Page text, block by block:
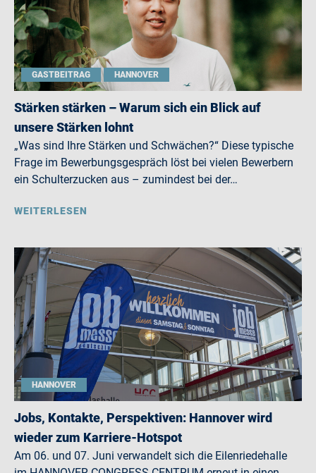
GASTBEITRAG HANNOVER
Stärken stärken – Warum sich ein Blick auf
unsere Stärken lohnt
„Was sind Ihre Stärken und Schwächen?“ Diese typische
Frage im Bewerbungsgespräch löst bei vielen Bewerbern
ein Schulterzucken aus – zumindest bei der…
WEITERLESEN
HANNOVER
Jobs, Kontakte, Perspektiven: Hannover wird
wieder zum Karriere-Hotspot
Am 06. und 07. Juni verwandelt sich die Eilenriedehalle